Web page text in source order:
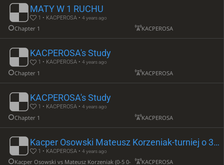
MATY W 1 RUCHU
1 • KACPEROSA •4 years ago
Chapter 1 KACPEROSA
KACPEROSA's Study
1 • KACPEROSA •4 years ago
Chapter 1 KACPEROSA
KACPEROSA's Study
1 • KACPEROSA •4 years ago
Chapter 1 KACPEROSA
Kacper Osowski Mateusz Korzeniak-turniej o 3 kategorie
1 • KACPEROSA •4 years ago
Kacper Osowski vs Mateusz Korzeniak (0-5 0-5) KACPEROSA